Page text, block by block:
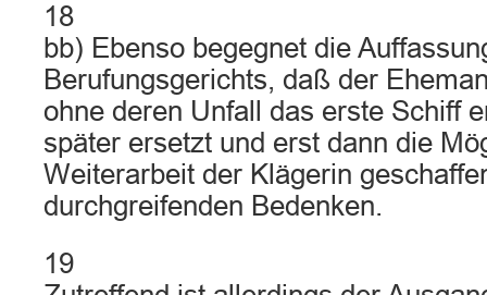
18
bb) Ebenso begegnet die
Berufungsgerichts, daß der
ohne deren Unfall das erste Schiff
später ersetzt und erst dann die
Weiterarbeit der Klägerin
durchgreifenden Bedenken.
19